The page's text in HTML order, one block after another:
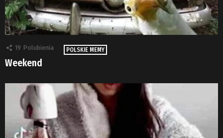
19 Polubienia POLSKIE MEMY
Weekend